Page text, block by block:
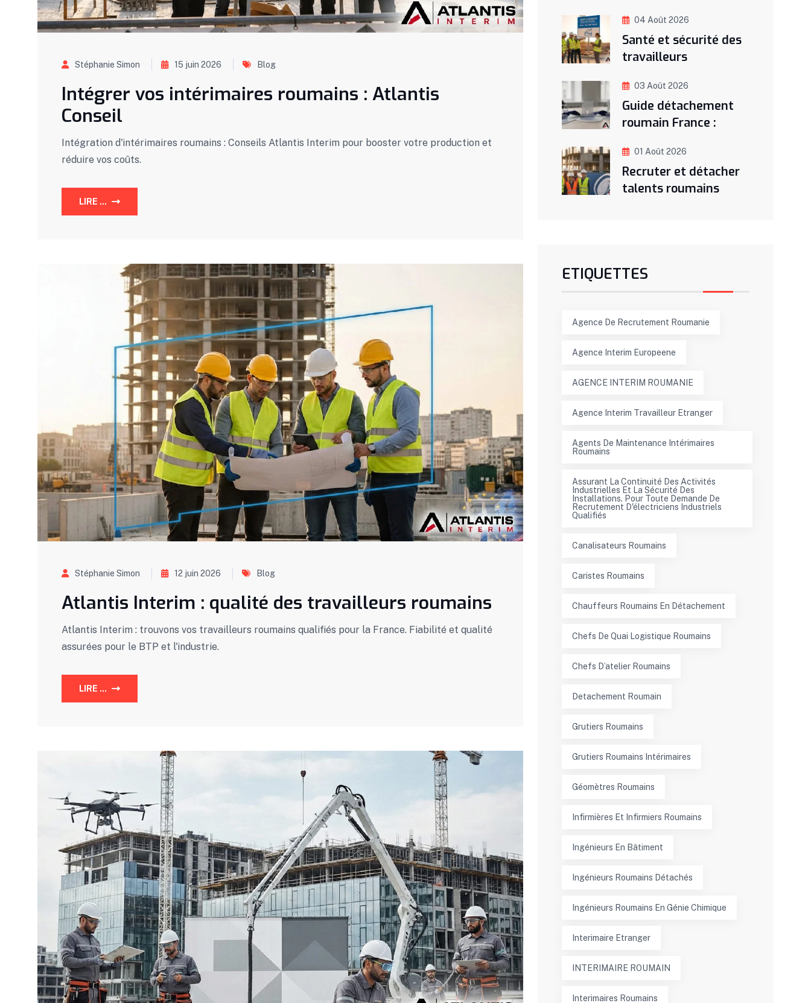
Stéphanie Simon 15 juin 2026 Blog
Intégrer vos intérimaires roumains : Atlantis
Conseil
Intégration d'intérimaires roumains : Conseils Atlantis Interim pour booster votre production et
réduire vos coûts.
LIRE ...
Stéphanie Simon 12 juin 2026 Blog
Atlantis Interim : qualité des travailleurs roumains
Atlantis Interim : trouvons vos travailleurs roumains qualifiés pour la France. Fiabilité et qualité
assurées pour le BTP et l'industrie.
LIRE ...
04 Août 2026
Santé et sécurité des
travailleurs
03 Août 2026
Guide détachement
roumain France :
01 Août 2026
Recruter et détacher
talents roumains
ETIQUETTES
Agence De Recrutement Roumanie
Agence Interim Europeene
AGENCE INTERIM ROUMANIE
Agence Interim Travailleur Etranger
Agents De Maintenance Intérimaires
Roumains
Assurant La Continuité Des Activités
Industrielles Et La Sécurité Des
Installations. Pour Toute Demande De
Recrutement D'électriciens Industriels
Qualifiés
Canalisateurs Roumains
Caristes Roumains
Chauffeurs Roumains En Détachement
Chefs De Quai Logistique Roumains
Chefs D’atelier Roumains
Detachement Roumain
Grutiers Roumains
Grutiers Roumains Intérimaires
Géomètres Roumains
Infirmières Et Infirmiers Roumains
Ingénieurs En Bâtiment
Ingénieurs Roumains Détachés
Ingénieurs Roumains En Génie Chimique
Interimaire Etranger
INTERIMAIRE ROUMAIN
Interimaires Roumains